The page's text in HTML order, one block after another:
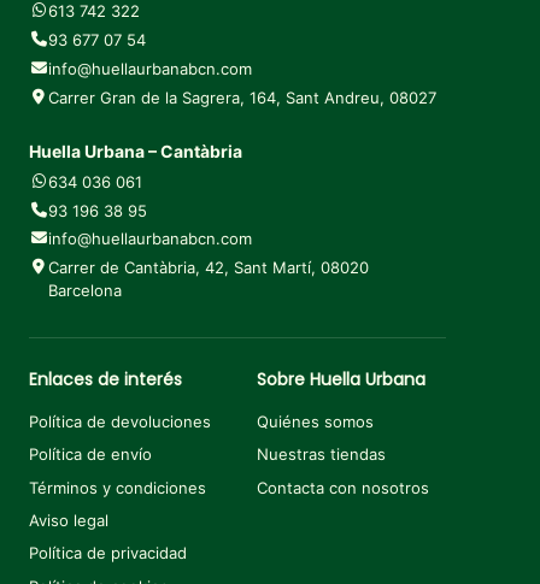
613 742 322
93 677 07 54
info@huellaurbanabcn.com
Carrer Gran de la Sagrera, 164, Sant Andreu, 08027
Huella Urbana – Cantàbria
634 036 061
93 196 38 95
info@huellaurbanabcn.com
Carrer de Cantàbria, 42, Sant Martí, 08020
Barcelona
Enlaces de interés
Política de devoluciones
Política de envío
Términos y condiciones
Aviso legal
Política de privacidad
Sobre Huella Urbana
Quiénes somos
Nuestras tiendas
Contacta con nosotros